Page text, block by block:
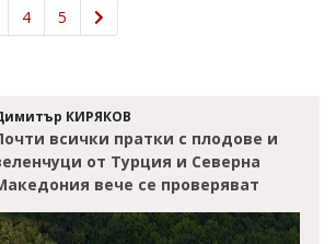
4 5
КИРЯКОВ
всички пратки с плодове и
от Турция и Северна
вече се проверяват